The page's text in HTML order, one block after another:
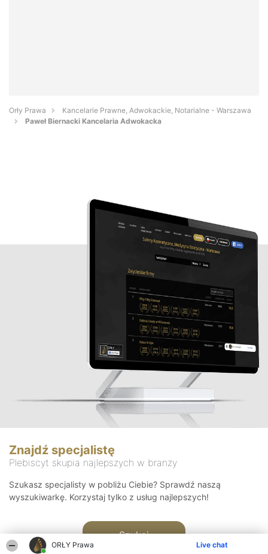
ORŁY Prawa Live chat
Orły Prawa
Kancelarie Prawne, Adwokackie, Notarialne - Warszawa
Paweł Biernacki Kancelaria Adwokacka
Znajdź specjalistę
Plebiscyt skupia najlepszych w branży
Szukasz specjalisty w pobliżu Ciebie? Sprawdź naszą
wyszukiwarkę. Korzystaj tylko z usług najlepszych!
Szukaj